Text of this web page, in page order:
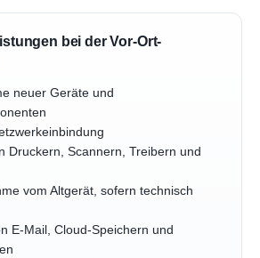
bei der Vor-Ort-
neuer Geräte und
Druckern, Scannern, Treibern und
vom Altgerät, sofern technisch
E-Mail, Cloud-Speichern und